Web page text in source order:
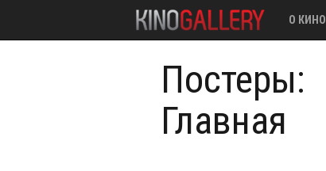
О КИНО
Постеры:
Главная